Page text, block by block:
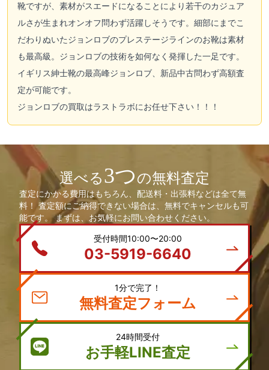
靴ですが、素材がスエードになることにより若干のカジュア
ルさが生まれオンオフ問わず活躍しそうです。細部にまでこ
だわりぬいたジョンロブのプレステージラインのお靴は素材
も最高級。ジョンロブの技術を如何なく発揮した一足です。
イギリス紳士靴の最高峰ジョンロブ 、新品中古問わず高額査
定が可能です。
ジョンロブの買取はラストラボにお任せ下さい！！！
選べる3つの無料査定
査定にかかる費用はもちろん、配送料・出張料などは全て無
料！ 査定額にご納得できない場合は、無料でキャンセルも可
能です。 まずは、お気軽にお問い合わせください。
受付時間10:00〜20:00
03-5919-6640
1分で完了！
無料査定フォーム
24時間受付
お手軽LINE査定